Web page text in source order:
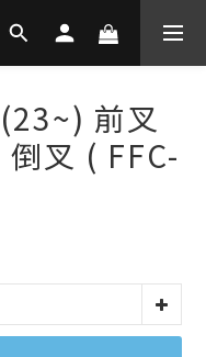
前叉
叉 ( FFC-